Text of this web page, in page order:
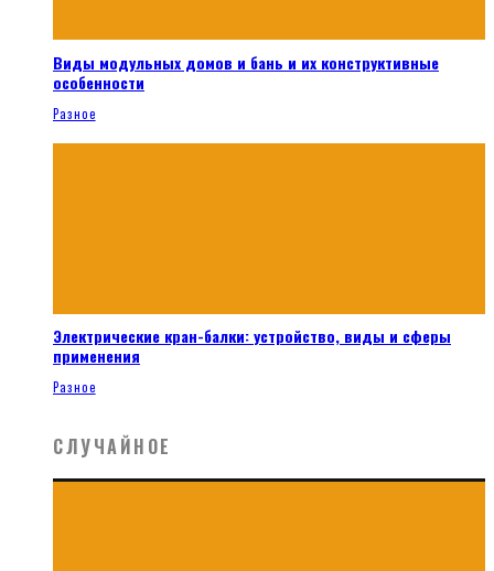
Виды модульных домов и бань и их конструктивные
особенности
Разное
Электрические кран-балки: устройство, виды и сферы
применения
Разное
СЛУЧАЙНОЕ